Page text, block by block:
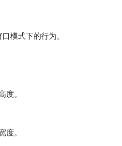
模式下的行为。
。
。